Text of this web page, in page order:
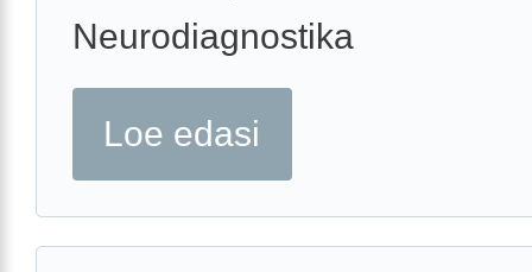
Neurodiagnostika
Loe edasi